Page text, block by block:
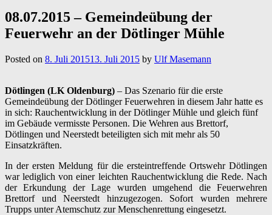
08.07.2015 – Gemeindeübung der
Feuerwehr an der Dötlinger Mühle
Posted on 8. Juli 201513. Juli 2015 by Ulf Masemann
Dötlingen (LK Oldenburg) – Das Szenario für die erste
Gemeindeübung der Dötlinger Feuerwehren in diesem Jahr hatte es
in sich: Rauchentwicklung in der Dötlinger Mühle und gleich fünf
im Gebäude vermisste Personen. Die Wehren aus Brettorf,
Dötlingen und Neerstedt beteiligten sich mit mehr als 50
Einsatzkräften.
In der ersten Meldung für die ersteintreffende Ortswehr Dötlingen
war lediglich von einer leichten Rauchentwicklung die Rede. Nach
der Erkundung der Lage wurden umgehend die Feuerwehren
Brettorf und Neerstedt hinzugezogen. Sofort wurden mehrere
Trupps unter Atemschutz zur Menschenrettung eingesetzt.